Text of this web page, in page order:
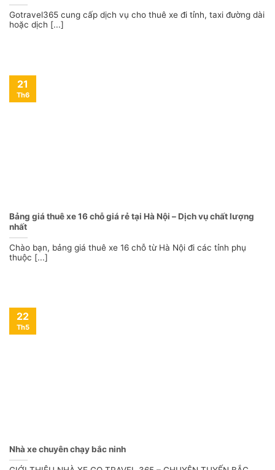
Gotravel365 cung cấp dịch vụ cho thuê xe đi tỉnh, taxi đường dài
hoặc dịch [...]
Bảng giá thuê xe 16 chỗ giá rẻ tại Hà Nội – Dịch vụ chất lượng
nhất
Chào bạn, bảng giá thuê xe 16 chỗ từ Hà Nội đi các tỉnh phụ
thuộc [...]
21
Th6
Nhà xe chuyên chạy bắc ninh
22
Th5